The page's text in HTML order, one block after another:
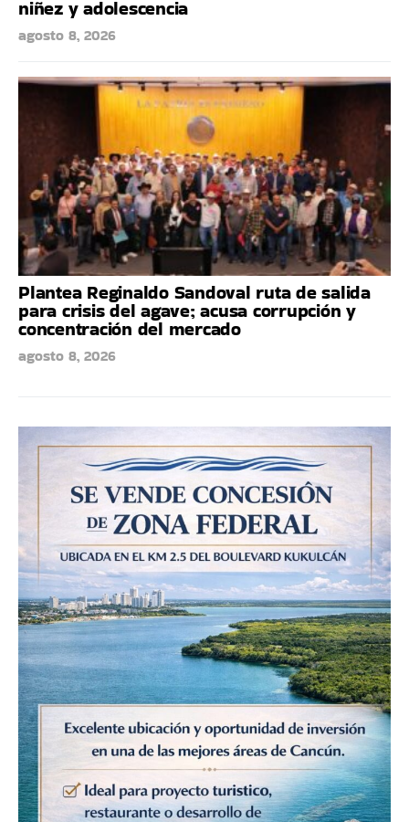
niñez y adolescencia
agosto 8, 2026
Plantea Reginaldo Sandoval ruta de salida
para crisis del agave; acusa corrupción y
concentración del mercado
agosto 8, 2026